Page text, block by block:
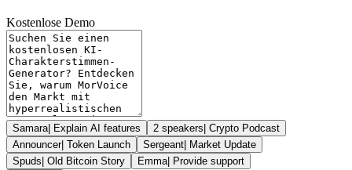
Kostenlose Demo
Samara| Explain AI features 2 speakers| Crypto Podcast
Announcer| Token Launch Sergeant| Market Update
Spuds| Old Bitcoin Story Emma| Provide support